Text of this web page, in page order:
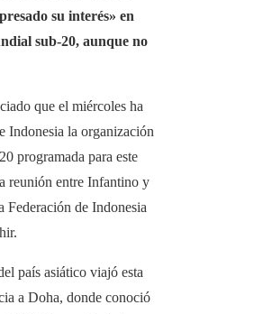
su interés» en
sub-20, aunque no
que el miércoles ha
Indonesia la organización
programada para este
reunión entre Infantino y
Federación de Indonesia
país asiático viajó esta
a Doha, donde conoció